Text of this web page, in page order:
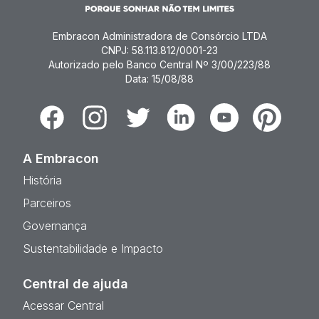
Embracon Administradora de Consórcio LTDA
CNPJ: 58.113.812/0001-23
Autorizado pelo Banco Central Nº 3/00/223/88
Data: 15/08/88
FacebookInstagramTwitter LinkedinYoutubePinterest
A Embracon
História
Parceiros
Governança
Sustentabilidade e Impacto
Central de ajuda
Acessar Central